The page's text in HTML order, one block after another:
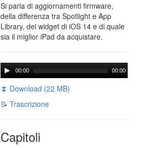
Si parla di aggiornamenti firmware,
della differenza tra Spotlight e App
Library, dei widget di iOS 14 e di quale
sia il miglior iPad da acquistare.
00:00 00:00
⏬ Download (22 MB)
📝 Trascrizione
Capitoli